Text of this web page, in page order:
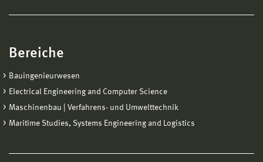
Bereiche
Bauingenieurwesen
Electrical Engineering and Computer Science
Maschinenbau | Verfahrens- und Umwelttechnik
Maritime Studies, Systems Engineering and Logistics